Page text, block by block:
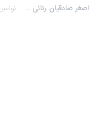
اصغر صادقیان رنانی نوامبر 5, 2021